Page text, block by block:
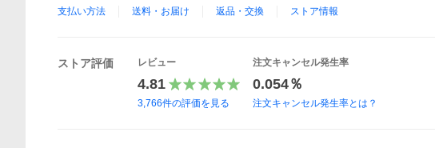
支払い方法 送料・お届け 返品・交換 ストア情報
ストア評価 レビュー
4.81
3,766件の評価を見る
注文キャンセル発生率
0.054％
注文キャンセル発生率とは？